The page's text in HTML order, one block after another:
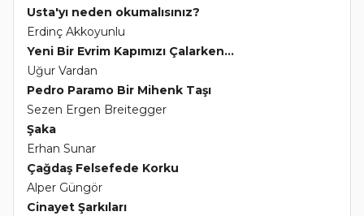
Usta'yı neden okumalısınız?
Erdinç Akkoyunlu
Yeni Bir Evrim Kapımızı Çalarken...
Uğur Vardan
Pedro Paramo Bir Mihenk Taşı
Sezen Ergen Breitegger
Şaka
Erhan Sunar
Çağdaş Felsefede Korku
Alper Güngör
Cinayet Şarkıları